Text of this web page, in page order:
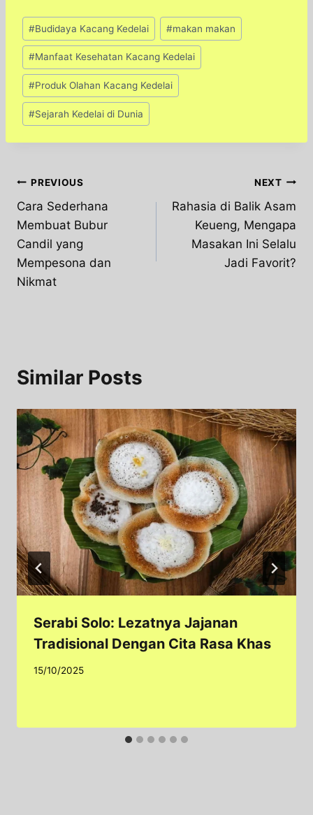
Post
Tags:
#Budidaya Kacang Kedelai #makan makan
#Manfaat Kesehatan Kacang Kedelai
#Produk Olahan Kacang Kedelai
#Sejarah Kedelai di Dunia
Post
navigation
PREVIOUS
Cara Sederhana
Membuat Bubur
Candil yang
Mempesona dan
Nikmat
NEXT
Rahasia di Balik Asam
Keueng, Mengapa
Masakan Ini Selalu
Jadi Favorit?
Similar Posts
Serabi Solo: Lezatnya Jajanan
Tradisional Dengan Cita Rasa Khas
15/10/2025